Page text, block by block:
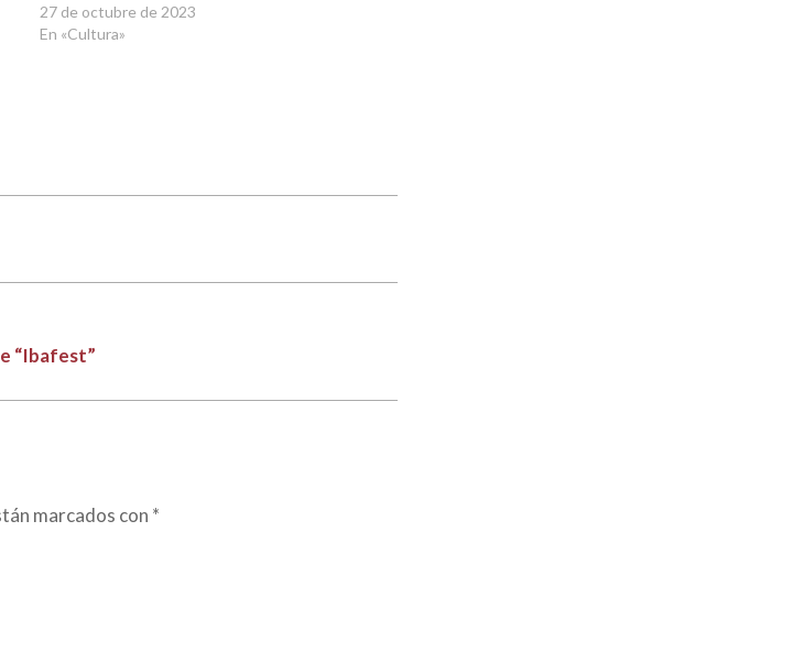
27 de octubre de 2023
En «Cultura»
“Ibafest”
marcados con *